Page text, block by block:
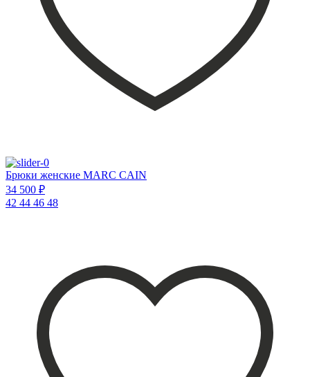
Брюки женские MARC CAIN
34 500 ₽
42 44 46 48